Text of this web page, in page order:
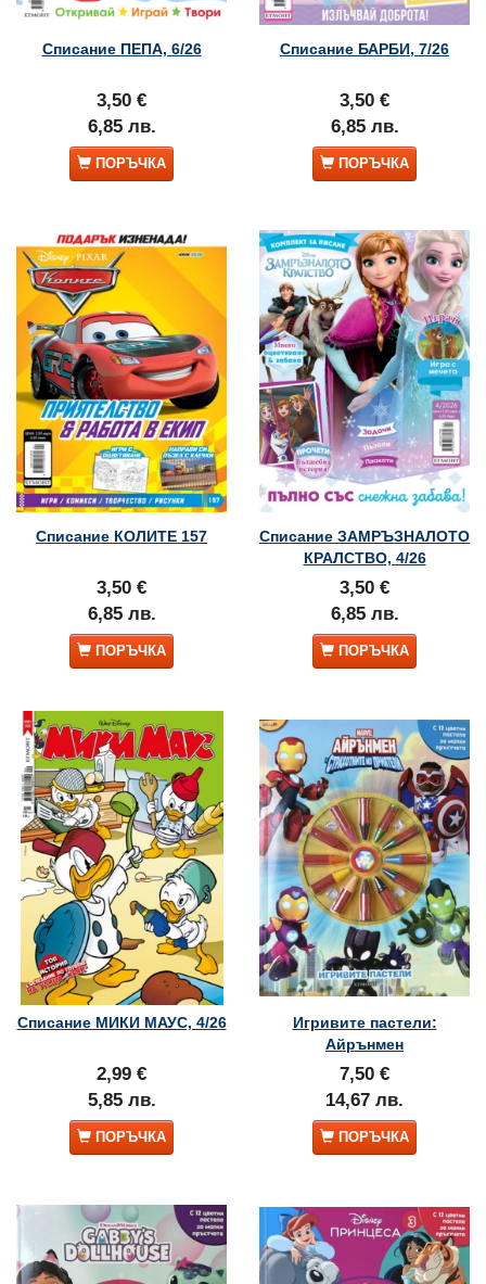
Списание ПЕПА, 6/26
3,50 €
6,85 лв.
ПОРЪЧКА
Списание БАРБИ, 7/26
3,50 €
6,85 лв.
ПОРЪЧКА
Списание КОЛИТЕ 157
3,50 €
6,85 лв.
ПОРЪЧКА
Списание ЗАМРЪЗНАЛОТО
КРАЛСТВО, 4/26
3,50 €
6,85 лв.
ПОРЪЧКА
Списание МИКИ МАУС, 4/26
2,99 €
5,85 лв.
ПОРЪЧКА
Игривите пастели:
Айрънмен
7,50 €
14,67 лв.
ПОРЪЧКА